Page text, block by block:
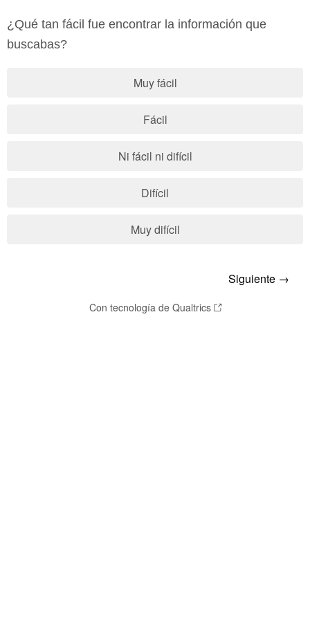
¿Qué tan fácil fue encontrar la información que
buscabas?
Muy fácil
Fácil
Ni fácil ni difícil
Difícil
Muy difícil
Con tecnología de Qualtrics